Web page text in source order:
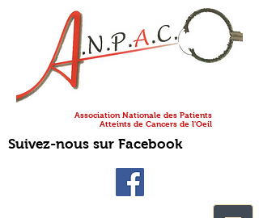
Association Nationale des Patients
Atteints de Cancers de l'Oeil
Suivez-nous sur Facebook